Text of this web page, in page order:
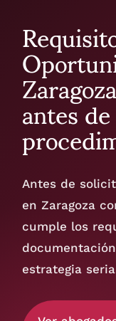
antes
Antes de
en Zaragoza
cumple los
estrategia